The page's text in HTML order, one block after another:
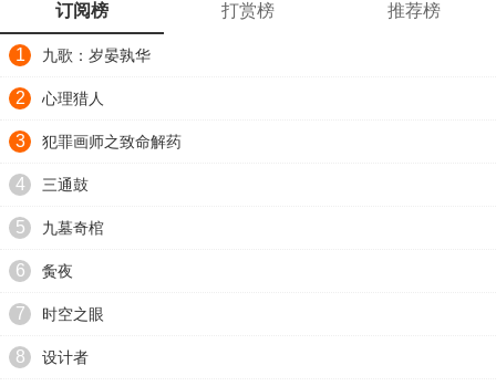
订阅榜 打赏榜 推荐榜
1 九歌：岁晏孰华
2 心理猎人
3 犯罪画师之致命解药
4 三通鼓
5 九墓奇棺
6 夤夜
7 时空之眼
8 设计者